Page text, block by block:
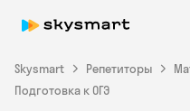
Skysmart Репетиторы
Подготовка к ОГЭ